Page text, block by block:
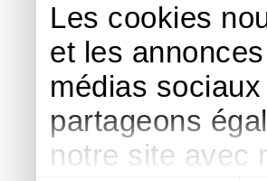
Les cookies
et les
médias
partageons
notre site avec